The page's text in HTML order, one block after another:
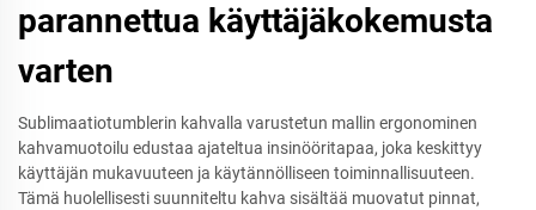
parannettua käyttäjäkokemusta
varten
Sublimaatiotumblerin kahvalla varustetun mallin ergonominen
kahvamuotoilu edustaa ajateltua insinööritapaa, joka keskittyy
käyttäjän mukavuuteen ja käytännölliseen toiminnallisuuteen.
Tämä huolellisesti suunniteltu kahva sisältää muovatut pinnat,